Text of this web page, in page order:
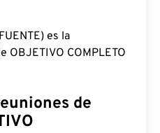
es la
OBJETIVO COMPLETO
de